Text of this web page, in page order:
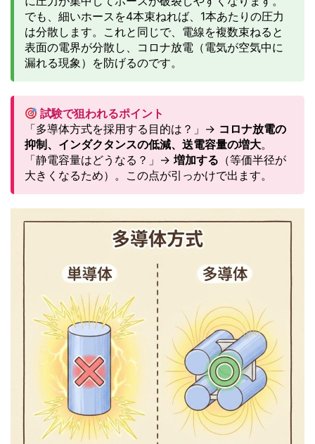
でも、細いホースを4本束ねれば、1本あたりの圧力
は分散します。これと同じで、電線を複数束ねると
表面の電界が分散し、コロナ放電（電気が空気中に
漏れる現象）を防げるのです。
試験で狙われるポイント
「多導体方式を採用する目的は？」→ コロナ放電の
抑制、インダクタンスの低減、送電容量の増大。
「静電容量はどうなる？」→ 増加する （等価半径が
大きくなるため）。この点が引っかけで出ます。